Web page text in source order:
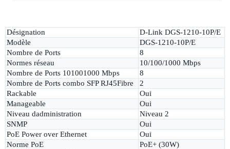
Désignation
D-Link DGS-1210-10P/E
Modèle
DGS-1210-10P/E
Nombre de Ports
8
Normes réseau
10/100/1000 Mbps
Nombre de Ports 101001000 Mbps
8
Nombre de Ports combo SFP RJ45Fibre
2
Rackable
Oui
Manageable
Oui
Niveau dadministration
Niveau 2
SNMP
Oui
PoE Power over Ethernet
Oui
Norme PoE
PoE+ (30W)